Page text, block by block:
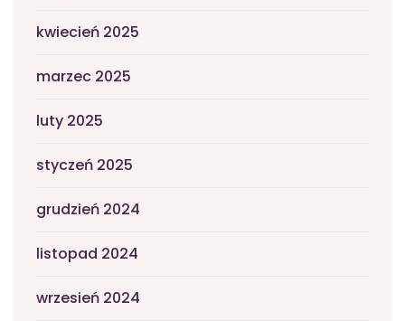
kwiecień 2025
marzec 2025
luty 2025
styczeń 2025
grudzień 2024
listopad 2024
wrzesień 2024